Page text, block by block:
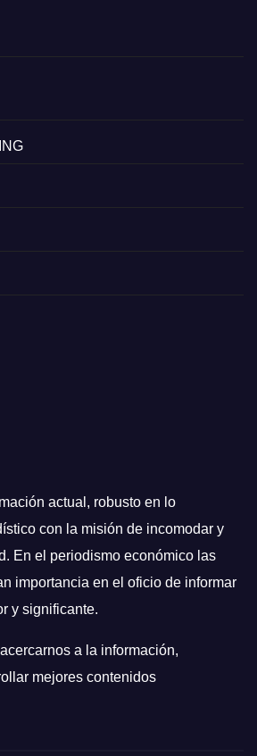
actual, robusto en lo
con la misión de incomodar y
En el periodismo económico las
importancia en el oficio de informar
y significante.
a la información,
mejores contenidos